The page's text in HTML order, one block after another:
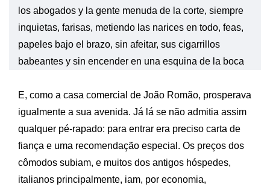
los abogados y la gente menuda de la corte, siempre
inquietas, farisas, metiendo las narices en todo, feas,
papeles bajo el brazo, sin afeitar, sus cigarrillos
babeantes y sin encender en una esquina de la boca
E, como a casa comercial de João Romão, prosperava
igualmente a sua avenida. Já lá se não admitia assim
qualquer pé-rapado: para entrar era preciso carta de
fiança e uma recomendação especial. Os preços dos
cômodos subiam, e muitos dos antigos hóspedes,
italianos principalmente, iam, por economia,